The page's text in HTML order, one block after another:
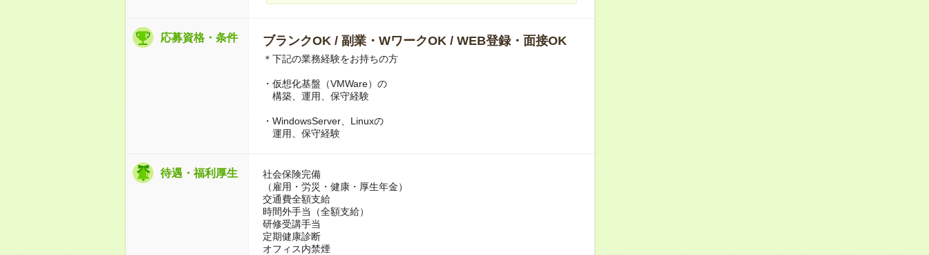
応募資格・条件 ブランクOK / 副業・WワークOK / WEB登録・面接OK
＊下記の業務経験をお持ちの方
・仮想化基盤（VMWare）の
構築、運用、保守経験
・WindowsServer、Linuxの
運用、保守経験
待遇・福利厚生
社会保険完備
（雇用・労災・健康・厚生年金）
交通費全額支給
時間外手当（全額支給）
研修受講手当
定期健康診断
オフィス内禁煙